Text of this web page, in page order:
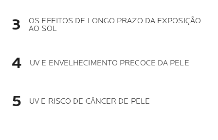
OS EFEITOS DE LONGO PRAZO DA EXPOSIÇÃO
AO SOL
UV E ENVELHECIMENTO PRECOCE DA PELE
UV E RISCO DE CÂNCER DE PELE